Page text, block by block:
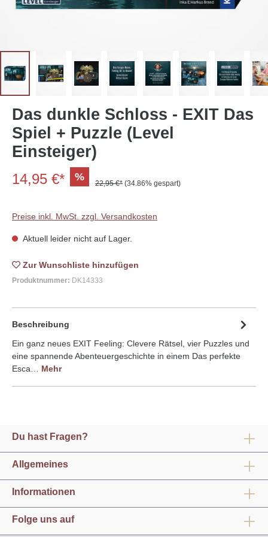
Das dunkle Schloss - EXIT Das
Spiel + Puzzle (Level
Einsteiger)
14,95 €* %
22,95 €* (34.86% gespart)
Preise inkl. MwSt. zzgl. Versandkosten
Aktuell leider nicht auf Lager.
Zur Wunschliste
Produktnummer: DK14333
Beschreibung
Ein ganz neues EXIT Feeling: Clevere Rätsel, vier Puzzles und
eine spannende Abenteuergeschichte in einem Das perfekte
Esca… Mehr
Du hast Fragen?
Allgemeines
Informationen
Folge uns auf